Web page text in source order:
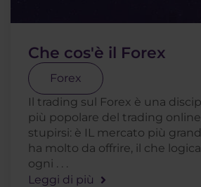
Che cos'è il Forex
Forex
Il trading sul Forex è una
più popolare del trading
stupirsi: è IL mercato più
ha molto da offrire, il che
ogni . . .
Leggi di più